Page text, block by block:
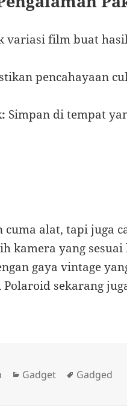
variasi film buat
pencahayaan
Simpan di tempat
cuma alat, tapi juga
kamera yang
gaya vintage
sekarang
Categories
Gadget Tags
Gadged